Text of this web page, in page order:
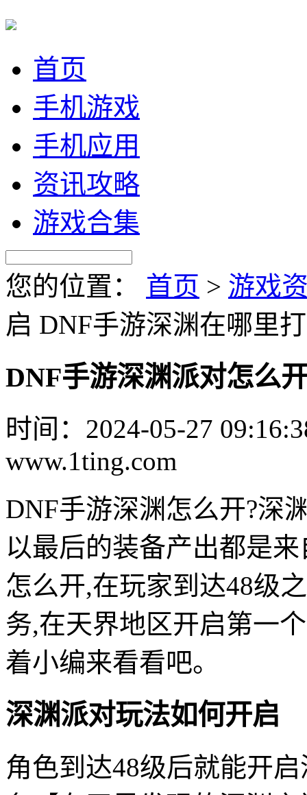
首页
手机游戏
手机应用
资讯攻略
游戏合集
您的位置： 首页 > 游戏
启 DNF手游深渊在哪里打
DNF手游深渊派对怎么
时间：2024-05-27
www.1ting.com
DNF手游深渊怎么开?深
以最后的装备产出都是
怎么开,在玩家到达48级
务,在天界地区开启第一
着小编来看看吧。
深渊派对玩法如何开启
角色到达48级后就能开